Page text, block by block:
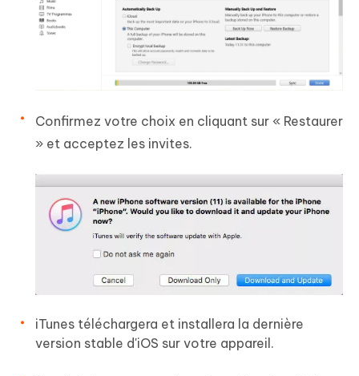
Confirmez votre choix en cliquant sur « Restaurer
» et acceptez les invites.
iTunes téléchargera et installera la dernière
version stable d'iOS sur votre appareil.